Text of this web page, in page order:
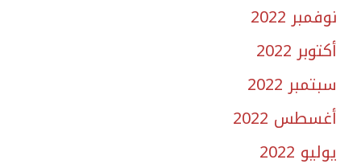
نوفمبر 2022
أكتوبر 2022
سبتمبر 2022
أغسطس 2022
يوليو 2022